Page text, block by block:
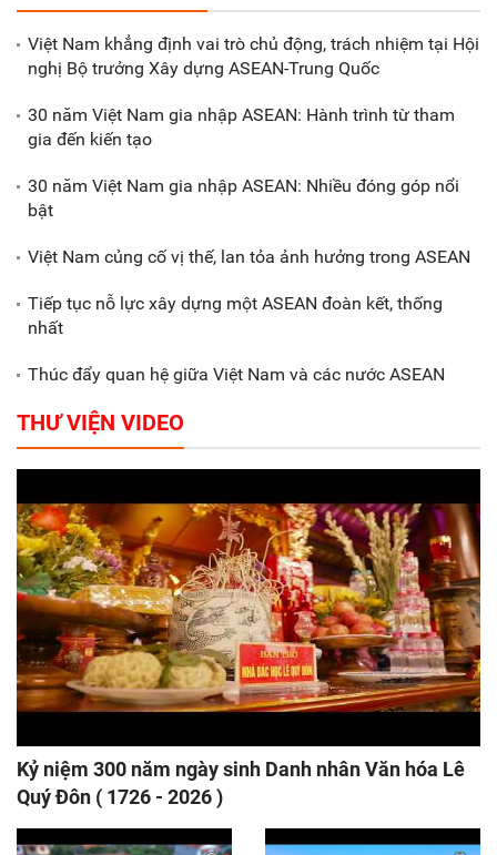
70.600 tỷ đồng
Xã Nam Đông Hưng: Gặp mặt,
biểu dương các doanh nghiệp,
Gắn sản xuất với phát triển văn
Việt Nam khẳng định vai trò chủ động, trách nhiệm tại Hội
nghị Bộ trưởng Xây dựng ASEAN-Trung Quốc
30 năm Việt Nam gia nhập ASEAN: Hành trình từ tham
gia đến kiến tạo
30 năm Việt Nam gia nhập ASEAN: Nhiều đóng góp nổi
bật
Việt Nam củng cố vị thế, lan tỏa ảnh hưởng trong ASEAN
Tiếp tục nỗ lực xây dựng một ASEAN đoàn kết, thống
nhất
Thúc đẩy quan hệ giữa Việt Nam và các nước ASEAN
THƯ VIỆN VIDEO
Kỷ niệm 300 năm ngày sinh Danh nhân Văn hóa Lê
Quý Đôn ( 1726 - 2026 )